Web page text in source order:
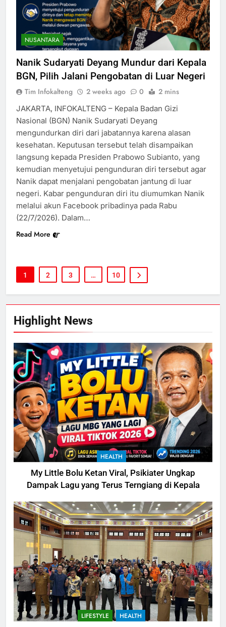
Highlight News
HEALTH
My Little Bolu Ketan Viral, Psikiater Ungkap
Dampak Lagu yang Terus Terngiang di Kepala
LIFESTYLE HEALTH
NUSANTARA
Nanik Sudaryati Deyang Mundur dari Kepala
BGN, Pilih Jalani Pengobatan di Luar Negeri
Tim Infokalteng 2 weeks ago 0 2 mins
JAKARTA, INFOKALTENG – Kepala Badan Gizi
Nasional (BGN) Nanik Sudaryati Deyang
mengundurkan diri dari jabatannya karena alasan
kesehatan. Keputusan tersebut telah disampaikan
langsung kepada Presiden Prabowo Subianto, yang
kemudian menyetujui pengunduran diri tersebut agar
Nanik dapat menjalani pengobatan jantung di luar
negeri. Kabar pengunduran diri itu diumumkan Nanik
melalui akun Facebook pribadinya pada Rabu
(22/7/2026). Dalam…
Read More
1 2 3 … 10